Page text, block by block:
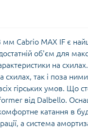
Cabrio MAX IF є
об'єм для
на
схилах, так і поза
гірських умов. Що
від Dalbello.
катання в
а система